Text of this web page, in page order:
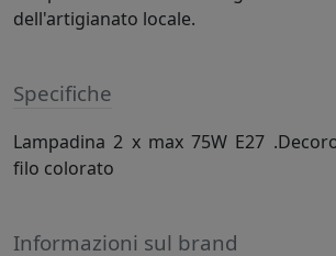
dell'artigianato locale.
Specifiche
Lampadina 2 x max 75W E27
filo colorato
Informazioni sul brand